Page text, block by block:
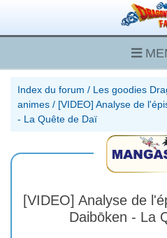
Index du forum / Les goodies
animes / [VIDEO] Analyse de
- La Quête de Daï
[VIDEO] Analyse de
Daibōken - La